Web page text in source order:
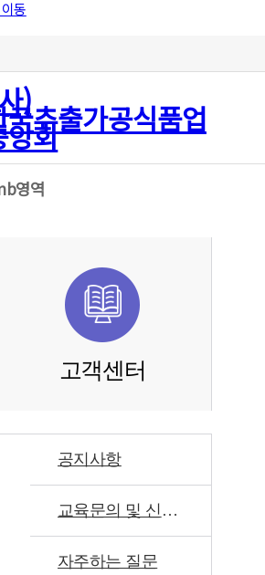
동
영역
고객센터
공지사항
교육문의 및 신고센터
자주하는 질문